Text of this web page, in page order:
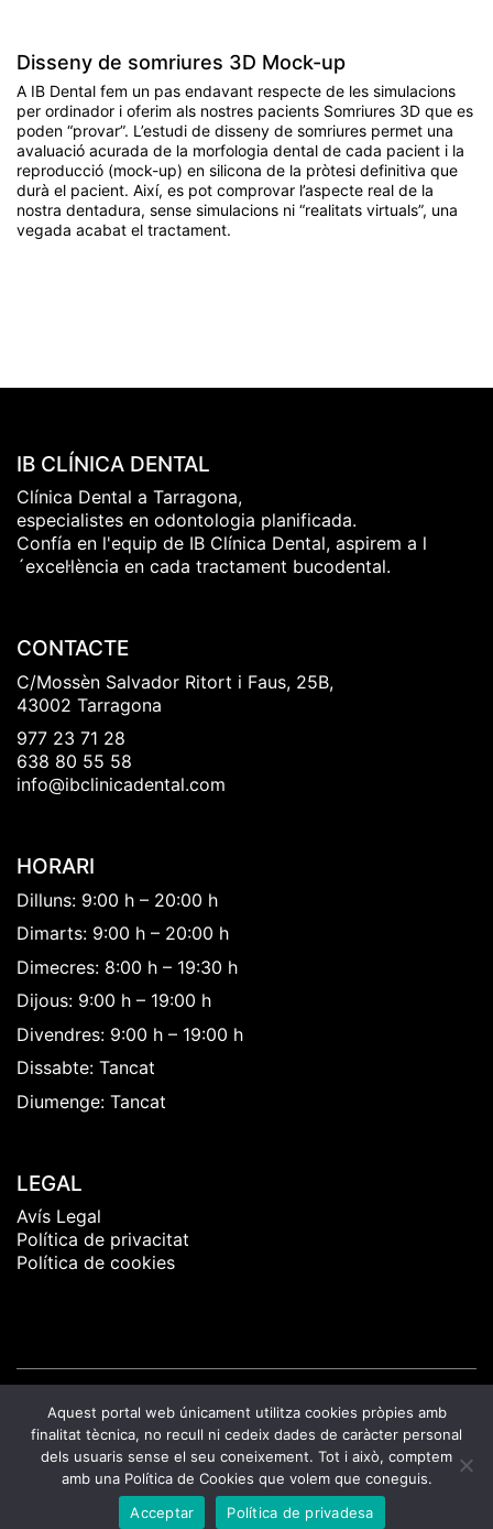
Disseny de somriures 3D Mock-up
A IB Dental fem un pas endavant respecte de les simulacions
per ordinador i oferim als nostres pacients Somriures 3D que es
poden “provar”. L’estudi de disseny de somriures permet una
avaluació acurada de la morfologia dental de cada pacient i la
reproducció (mock-up) en silicona de la pròtesi definitiva que
durà el pacient. Així, es pot comprovar l’aspecte real de la
nostra dentadura, sense simulacions ni “realitats virtuals”, una
vegada acabat el tractament.
IB CLÍNICA DENTAL
Clínica Dental a Tarragona,
especialistes en odontologia planificada.
Confía en l'equip de IB Clínica Dental, aspirem a l
´excel·lència en cada tractament bucodental.
CONTACTE
C/Mossèn Salvador Ritort i Faus, 25B,
43002 Tarragona
977 23 71 28
638 80 55 58
info@ibclinicadental.com
HORARI
Dilluns: 9:00 h – 20:00 h
Dimarts: 9:00 h – 20:00 h
Dimecres: 8:00 h – 19:30 h
Dijous: 9:00 h – 19:00 h
Divendres: 9:00 h – 19:00 h
Dissabte: Tancat
Diumenge: Tancat
LEGAL
Avís Legal
Política de privacitat
Política de cookies
© Copyright 2022 IB Clínica Dental. Tots els
drets reservats.
Aquest portal web únicament utilitza cookies pròpies amb
finalitat tècnica, no recull ni cedeix dades de caràcter personal
dels usuaris sense el seu coneixement. Tot i això, comptem
amb una Política de Cookies que volem que coneguis.
Acceptar
Política de privadesa